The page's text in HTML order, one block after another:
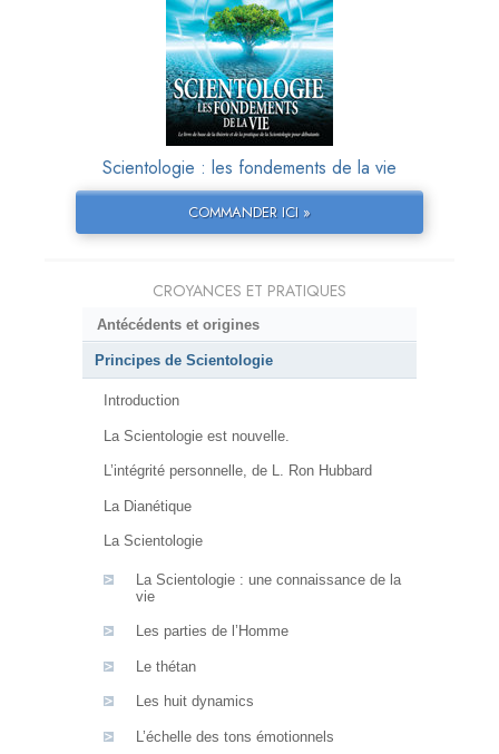
Scientologie : les fondements de la vie
COMMANDER ICI »
CROYANCES ET PRATIQUES
Antécédents et origines
Principes de Scientologie
Introduction
La Scientologie est nouvelle.
L’intégrité personnelle, de L. Ron Hubbard
La Dianétique
La Scientologie
La Scientologie : une connaissance de la
vie
Les parties de l’Homme
Le thétan
Les huit dynamics
L’échelle des tons émotionnels